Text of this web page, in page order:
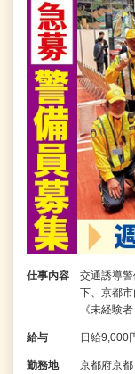
仕事内容
交通誘導
下、京都市
《未経験
給与 日給9,000
勤務地
京都府京